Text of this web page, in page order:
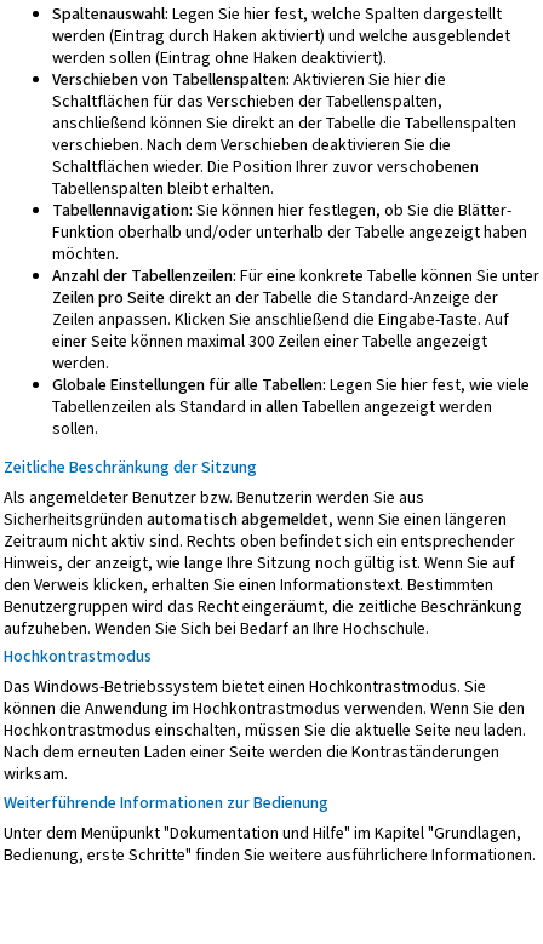
Spaltenauswahl: Legen Sie hier fest, welche Spalten dargestellt
werden (Eintrag durch Haken aktiviert) und welche ausgeblendet
werden sollen (Eintrag ohne Haken deaktiviert).
Verschieben von Tabellenspalten: Aktivieren Sie hier die
Schaltflächen für das Verschieben der Tabellenspalten,
anschließend können Sie direkt an der Tabelle die Tabellenspalten
verschieben. Nach dem Verschieben deaktivieren Sie die
Schaltflächen wieder. Die Position Ihrer zuvor verschobenen
Tabellenspalten bleibt erhalten.
Tabellennavigation: Sie können hier festlegen, ob Sie die Blätter-
Funktion oberhalb und/oder unterhalb der Tabelle angezeigt haben
möchten.
Anzahl der Tabellenzeilen: Für eine konkrete Tabelle können Sie unter
Zeilen pro Seitedirekt an der Tabelle die Standard-Anzeige der
Zeilen anpassen. Klicken Sie anschließend die Eingabe-Taste. Auf
einer Seite können maximal 300 Zeilen einer Tabelle angezeigt
werden.
Globale Einstellungen für alle Tabellen: Legen Sie hier fest, wie viele
Tabellenzeilen als Standard in allenTabellen angezeigt werden
sollen.
Zeitliche Beschränkung der Sitzung
Als angemeldeter Benutzer bzw. Benutzerin werden Sie aus
Sicherheitsgründen automatisch abgemeldet, wenn Sie einen längeren
Zeitraum nicht aktiv sind. Rechts oben befindet sich ein entsprechender
Hinweis, der anzeigt, wie lange Ihre Sitzung noch gültig ist. Wenn Sie auf
den Verweis klicken, erhalten Sie einen Informationstext. Bestimmten
Benutzergruppen wird das Recht eingeräumt, die zeitliche Beschränkung
aufzuheben. Wenden Sie Sich bei Bedarf an Ihre Hochschule.
Hochkontrastmodus
Das Windows-Betriebssystem bietet einen Hochkontrastmodus. Sie
können die Anwendung im Hochkontrastmodus verwenden. Wenn Sie den
Hochkontrastmodus einschalten, müssen Sie die aktuelle Seite neu laden.
Nach dem erneuten Laden einer Seite werden die Kontraständerungen
wirksam.
Weiterführende Informationen zur Bedienung
Unter dem Menüpunkt "Dokumentation und Hilfe" im Kapitel "Grundlagen,
Bedienung, erste Schritte" finden Sie weitere ausführlichere Informationen.